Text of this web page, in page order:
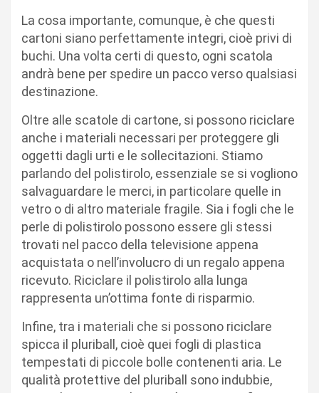
La cosa importante, comunque, è che questi
cartoni siano perfettamente integri, cioè privi di
buchi. Una volta certi di questo, ogni scatola
andrà bene per spedire un pacco verso qualsiasi
destinazione.
Oltre alle scatole di cartone, si possono riciclare
anche i materiali necessari per proteggere gli
oggetti dagli urti e le sollecitazioni. Stiamo
parlando del polistirolo, essenziale se si vogliono
salvaguardare le merci, in particolare quelle in
vetro o di altro materiale fragile. Sia i fogli che le
perle di polistirolo possono essere gli stessi
trovati nel pacco della televisione appena
acquistata o nell’involucro di un regalo appena
ricevuto. Riciclare il polistirolo alla lunga
rappresenta un’ottima fonte di risparmio.
Infine, tra i materiali che si possono riciclare
spicca il pluriball, cioè quei fogli di plastica
tempestati di piccole bolle contenenti aria. Le
qualità protettive del pluriball sono indubbie,